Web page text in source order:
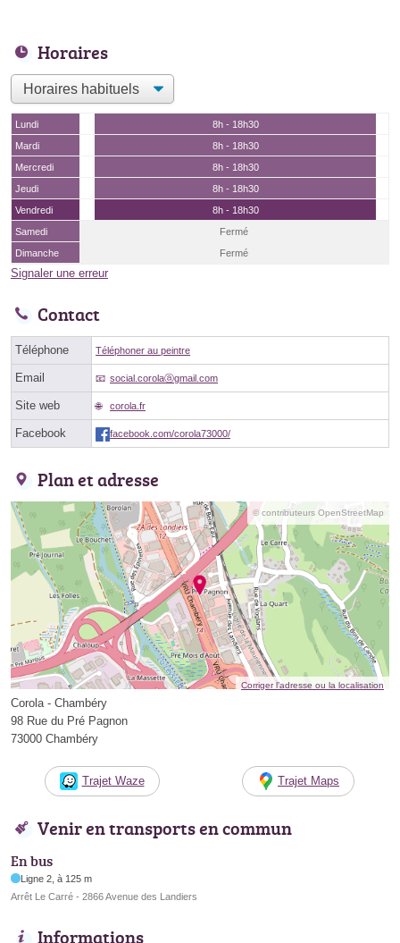
Horaires
Lundi
8h - 18h30
Mardi
8h - 18h30
Mercredi
8h - 18h30
Jeudi
8h - 18h30
Vendredi
8h - 18h30
Samedi
Fermé
Dimanche
Fermé
Signaler une erreur
Contact
Téléphone Téléphoner au peintre
Email social.corolaⓐgmail.com
Site web corola.fr
Facebook facebook.com/corola73000/
Plan et adresse
© contributeurs OpenStreetMap
Corriger l’adresse ou la localisation
Corola - Chambéry
98 Rue du Pré Pagnon
73000 Chambéry
Trajet Waze Trajet Maps
Venir en transports en commun
En bus
Ligne 2, à 125 m
Arrêt Le Carré - 2866 Avenue des Landiers
Informations